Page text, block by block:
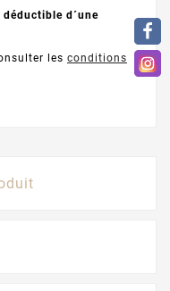
d´une
les conditions